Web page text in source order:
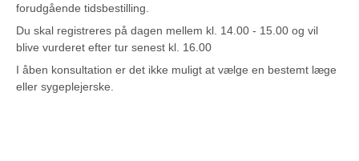
forudgående tidsbestilling.
Du skal registreres på dagen mellem kl. 14.00 - 15.00 og vil
blive vurderet efter tur senest kl. 16.00
I åben konsultation er det ikke muligt at vælge en bestemt læge
eller sygeplejerske.